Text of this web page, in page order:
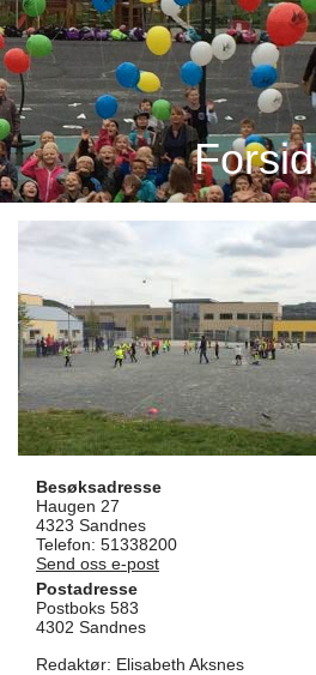
Besøksadresse
Haugen 27
4323 Sandnes
Telefon: 51338200
Send oss e-post
Postadresse
Postboks 583
4302 Sandnes
Redaktør: Elisabeth Aksnes